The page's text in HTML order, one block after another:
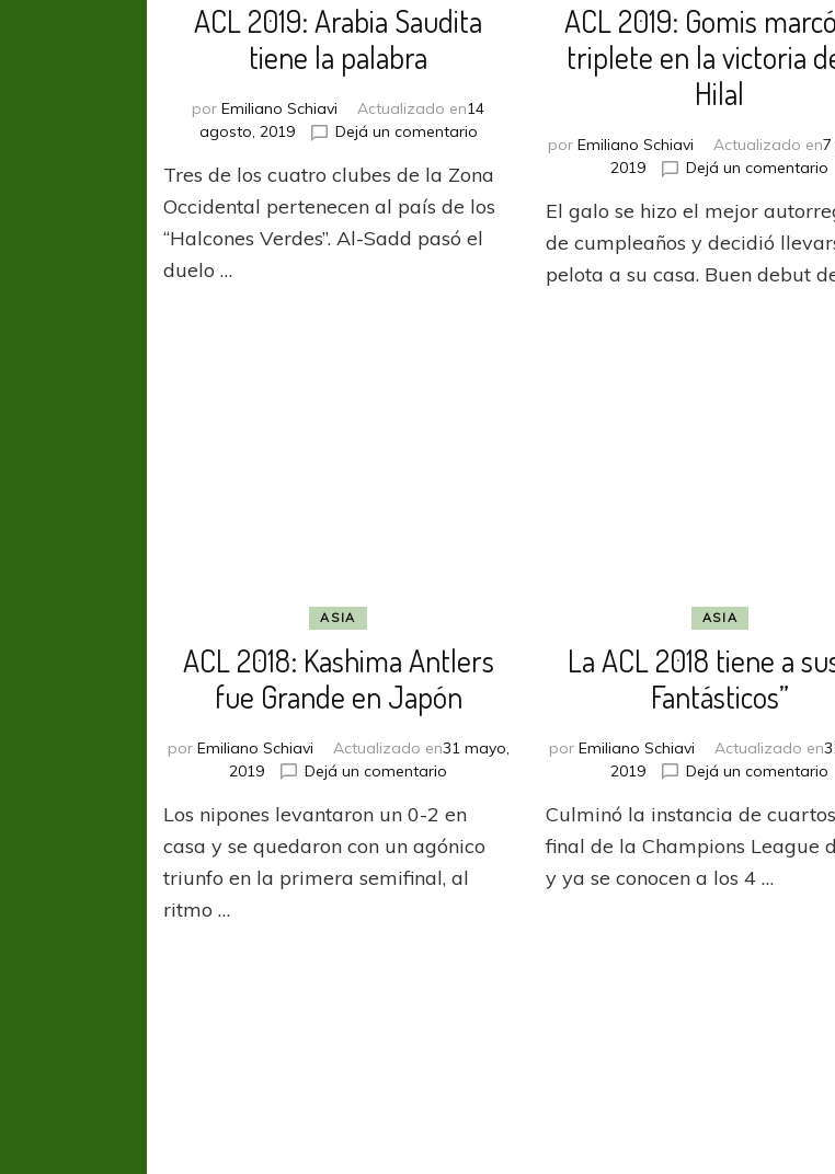
ACL 2019: Arabia Saudita
tiene la palabra
porEmiliano Schiavi Actualizado en14
agosto, 2019
Dejá un comentarioen
2019:
Arabia
tiene
Tres de los cuatro clubes de la Zona
Occidental pertenecen al país de los
“Halcones Verdes”. Al-Sadd pasó el
duelo …
ACL 2019: Gomis
triplete en la victoria
Hilal
por Emiliano Schiavi Actualizado en
2019
Dejá un comentario
El galo se hizo el mejor
de cumpleaños y decidió
pelota a su casa. Buen debut
ASIA
ACL 2018: Kashima Antlers
fue Grande en Japón
por Emiliano Schiavi Actualizado en31 mayo,
2019
Dejá un comentario
2018:
Kashima
fue
Los nipones levantaron un 0-2 en
casa y se quedaron con un agónico
triunfo en la primera semifinal, al
ritmo …
ASIA
La ACL 2018 tiene a
Fantásticos”
por Emiliano Schiavi Actualizado en
2019
Dejá un comentario
Culminó la instancia de
final de la Champions League
y ya se conocen a los 4 …